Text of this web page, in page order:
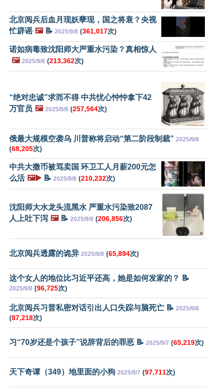
北京阅兵后血月现妖孽现，国之将衰？央视
忙辟谣 🖼️📝 2025/9/8 (361,017次)
诺如病毒致沈阳师大严重水污染？真相惊人
🖼️ 2025/9/8 (213,362次)
“绝对忠诚”求而不得 中共忧心忡忡拿下42
万官员 🖼️ 2025/9/8 (257,564次)
俄最大规模空袭乌 川普称将启动“第二阶段制裁” 2025/9/8
(68,205次)
中共大撒币被骂卖国 环卫工人月薪200元怎
么活 🖼️▶️ 📝 2025/9/8 (210,232次)
沈阳师大水龙头流黑水 严重水污染致2087
人上吐下泻 🖼️📝 2025/9/8 (206,856次)
北京阅兵透露的诡异 2025/9/8 (65,894次)
这个女人的地位比习近平还高，她是如何发家的？ 📝
2025/9/8 (96,725次)
北京阅兵习普私密对话引出人口失踪与脑死亡 📝 2025/9/8
(87,218次)
习“70岁还是个孩子”说辞背后的罪恶 📝 2025/9/7 (65,219次)
天下奇谭（349）地里面的小狗 2025/9/7 (97,711次)